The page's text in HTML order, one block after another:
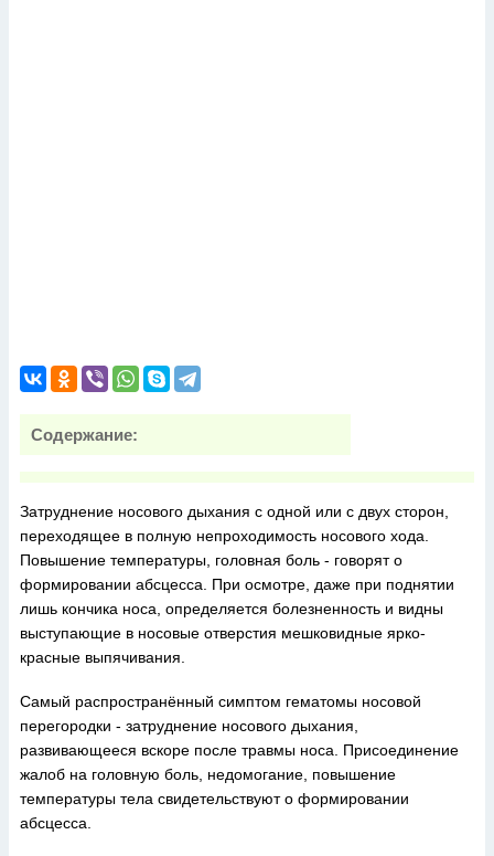
Содержание:
Затруднение носового дыхания с одной или с двух сторон,
переходящее в полную непроходимость носового хода.
Повышение температуры, головная боль - говорят о
формировании абсцесса. При осмотре, даже при поднятии
лишь кончика носа, определяется болезненность и видны
выступающие в носовые отверстия мешковидные ярко-
красные выпячивания.
Самый распространённый симптом гематомы носовой
перегородки - затруднение носового дыхания,
развивающееся вскоре после травмы носа. Присоединение
жалоб на головную боль, недомогание, повышение
температуры тела свидетельствуют о формировании
абсцесса.